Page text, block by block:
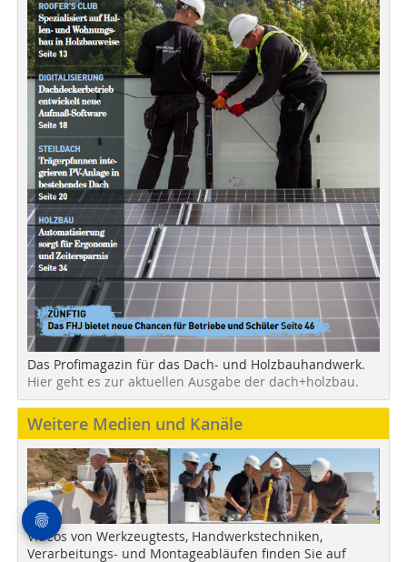
Das Profimagazin für das Dach- und Holzbauhandwerk.
Hier geht es zur aktuellen Ausgabe der dach+holzbau.
Weitere Medien und Kanäle
Videos von Werkzeugtests, Handwerkstechniken,
Verarbeitungs- und Montageabläufen finden Sie auf